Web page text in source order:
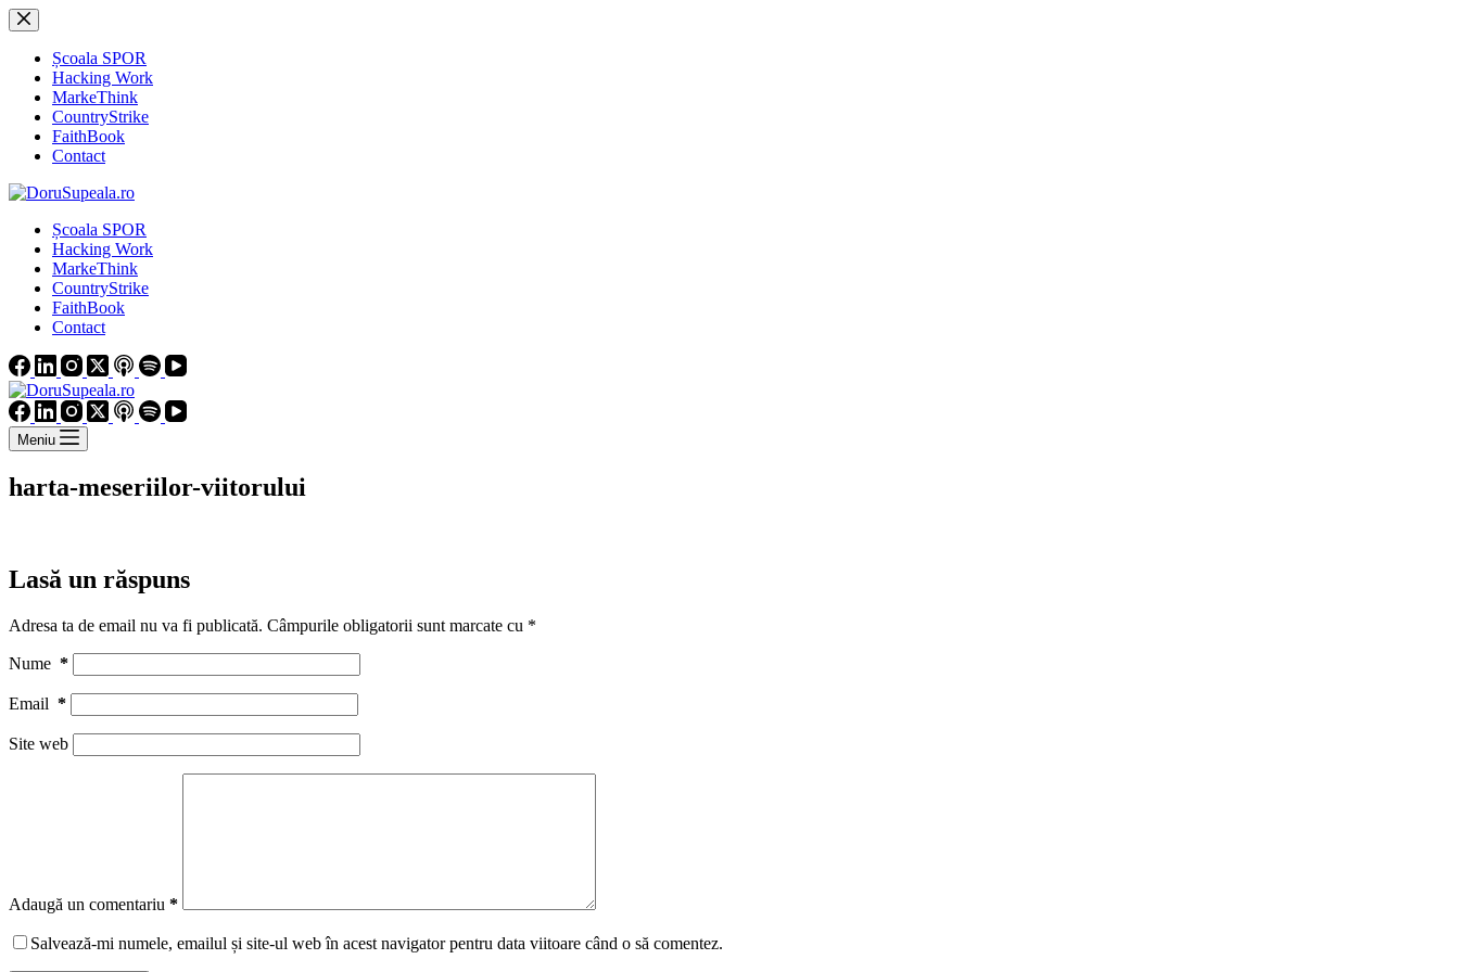
Sari
la
conținutȘcoala SPOR
Hacking Work
MarkeThink
CountryStrike
FaithBook
Contact
Școala SPOR
Hacking Work
MarkeThink
CountryStrike
FaithBook
Contact
Meniu
harta-meseriilor-viitorului
Lasă un răspuns
Adresa ta de email nu va fi publicată. Câmpurile obligatorii sunt marcate cu *
Nume *
Email *
Site web
Adaugă un comentariu *
Salvează-mi numele, emailul și site-ul web în acest navigator pentru data viitoare când o să comentez.